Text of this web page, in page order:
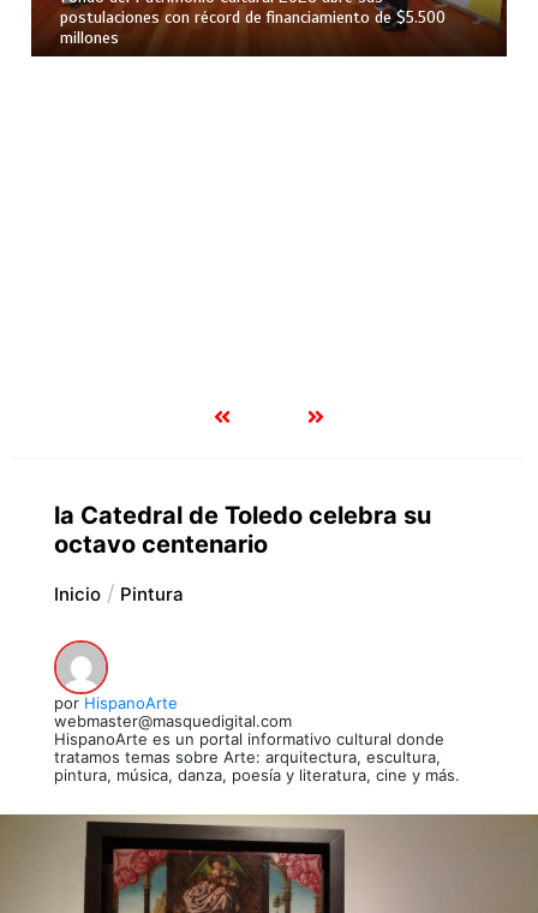
la Catedral de Toledo celebra su
octavo centenario
Inicio Pintura
por HispanoArte
webmaster@masquedigital.com
HispanoArte es un portal informativo cultural donde
tratamos temas sobre Arte: arquitectura, escultura,
pintura, música, danza, poesía y literatura, cine y más.